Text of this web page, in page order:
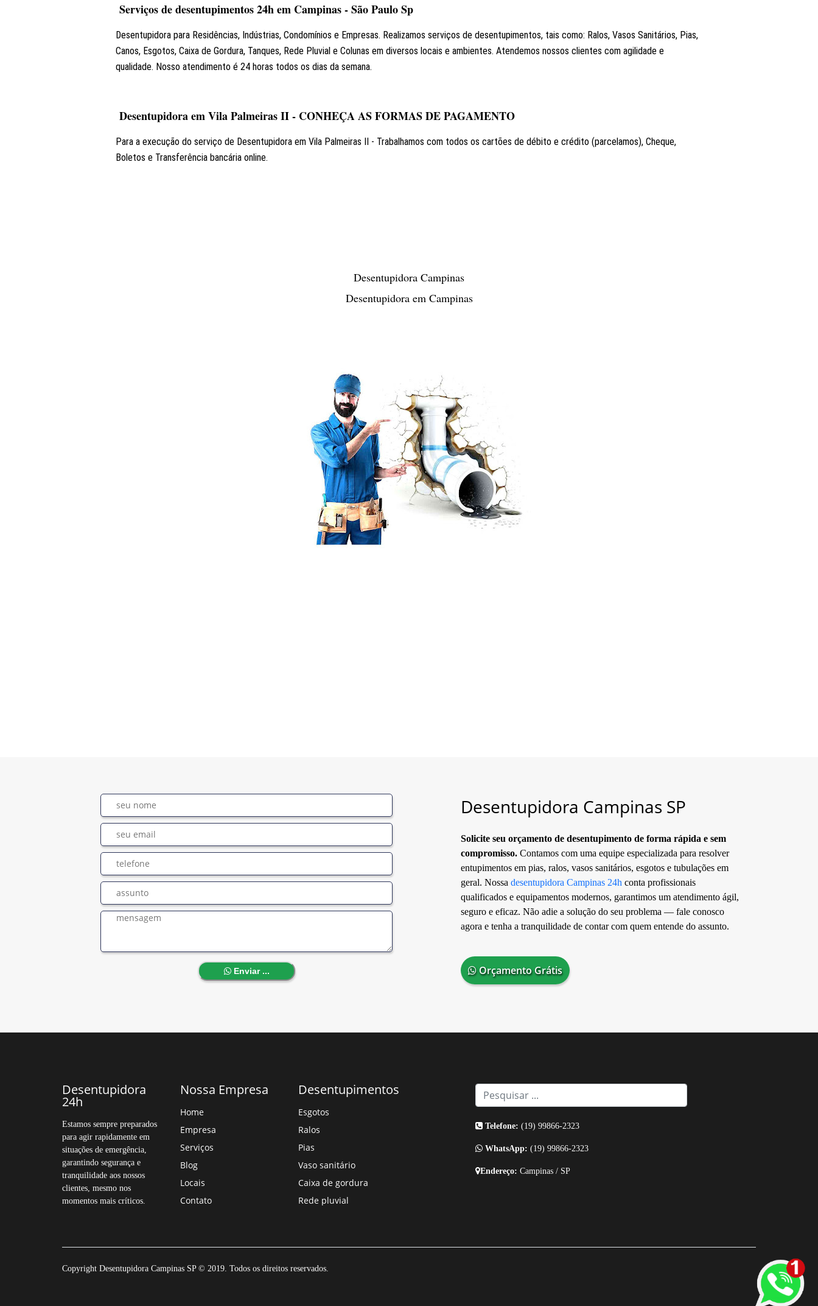
Serviços de desentupimentos 24h em Campinas - São Paulo Sp
Desentupidora para Residências, Indústrias, Condomínios e Empresas. Realizamos serviços de desentupimentos, tais como: Ralos, Vasos Sanitários, Pias,
Canos, Esgotos, Caixa de Gordura, Tanques, Rede Pluvial e Colunas em diversos locais e ambientes. Atendemos nossos clientes com agilidade e
qualidade. Nosso atendimento é 24 horas todos os dias da semana.
Desentupidora em Vila Palmeiras II - CONHEÇA AS FORMAS DE PAGAMENTO
Para a execução do serviço de Desentupidora em Vila Palmeiras II - Trabalhamos com todos os cartões de débito e crédito (parcelamos), Cheque,
Boletos e Transferência bancária online.
Desentupidora Campinas
Desentupidora em Campinas
Desentupidora Campinas SP
Solicite seu orçamento de desentupimento de forma rápida e sem
compromisso.Contamos com uma equipe especializada para resolver
entupimentos em pias, ralos, vasos sanitários, esgotos e tubulações em
geral. Nossa desentupidora Campinas 24h conta profissionais
qualificados e equipamentos modernos, garantimos um atendimento ágil,
seguro e eficaz. Não adie a solução do seu problema — fale conosco
agora e tenha a tranquilidade de contar com quem entende do assunto.
Orçamento Grátis
Enviar ...
Desentupidora
24h
Estamos sempre preparados
para agir rapidamente em
situações de emergência,
garantindo segurança e
tranquilidade aos nossos
clientes, mesmo nos
momentos mais críticos.
Nossa Empresa
Home
Empresa
Serviços
Blog
Locais
Contato
Desentupimentos
Esgotos
Ralos
Pias
Vaso sanitário
Caixa de gordura
Rede pluvial
Telefone: (19) 99866-2323
WhatsApp: (19) 99866-2323
Endereço: Campinas / SP
Copyright Desentupidora Campinas SP © 2019. Todos os direitos reservados.